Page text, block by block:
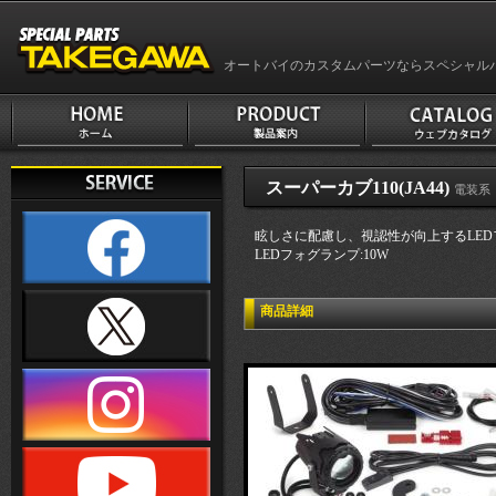
オートバイのカスタムパーツならスペシャル
スーパーカブ110(JA44) 電装系
眩しさに配慮し、視認性が向上する
LEDフォグランプ:10W
商品詳細